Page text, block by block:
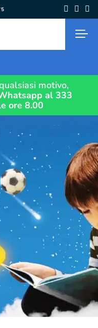
motivo,
al 333
ore 8.00